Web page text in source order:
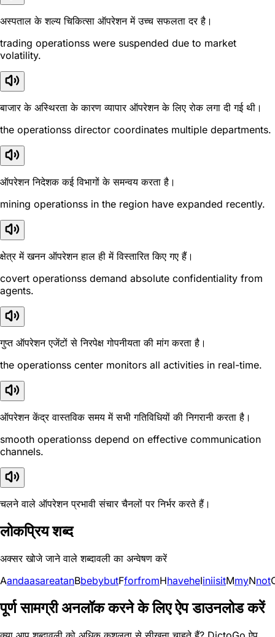
अस्पताल के शल्य चिकित्सा ऑपरेशन में उच्च सफलता दर है।
trading operationss were suspended due to market
volatility.
बाजार के अस्थिरता के कारण व्यापार ऑपरेशन के लिए रोक लगा दी गई थी।
the operationss director coordinates multiple departments.
ऑपरेशन निदेशक कई विभागों के समन्वय करता है।
mining operationss in the region have expanded recently.
क्षेत्र में खनन ऑपरेशन हाल ही में विस्तारित किए गए हैं।
covert operationss demand absolute confidentiality from
agents.
गुप्त ऑपरेशन एजेंटों से निरपेक्ष गोपनीयता की मांग करता है।
the operationss center monitors all activities in real-time.
ऑपरेशन केंद्र वास्तविक समय में सभी गतिविधियों की निगरानी करता है।
smooth operationss depend on effective communication
channels.
चलने वाले ऑपरेशन प्रभावी संचार चैनलों पर निर्भर करते हैं।
लोकप्रिय शब्द
अक्सर खोजे जाने वाले शब्दावली का अन्वेषण करें
AandaasareatanBbebybutFforfromHhaveheIiniisitMmyNnot
पूर्ण सामग्री अनलॉक करने के लिए ऐप डाउनलोड करें